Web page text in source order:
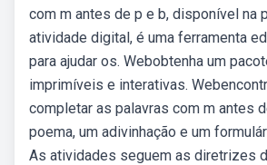
com m antes de p e b, disponível na
atividade digital, é uma ferramenta
para ajudar os. Webobtenha um
imprimíveis e interativas.
completar as palavras com m antes
poema, um adivinhação e um
As atividades seguem as diretrizes